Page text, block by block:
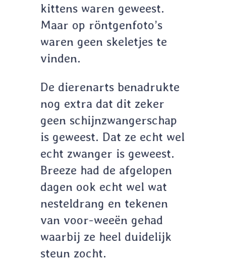
kittens waren geweest.
Maar op röntgenfoto’s
waren geen skeletjes te
vinden.
De dierenarts benadrukte
nog extra dat dit zeker
geen schijnzwangerschap
is geweest. Dat ze echt wel
echt zwanger is geweest.
Breeze had de afgelopen
dagen ook echt wel wat
nesteldrang en tekenen
van voor-weeën gehad
waarbij ze heel duidelijk
steun zocht.